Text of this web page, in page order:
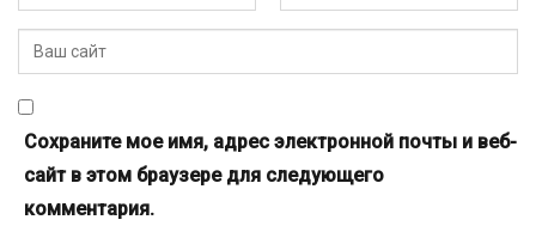
Сохраните мое имя, адрес электронной почты и веб-
сайт в этом браузере для следующего
комментария.